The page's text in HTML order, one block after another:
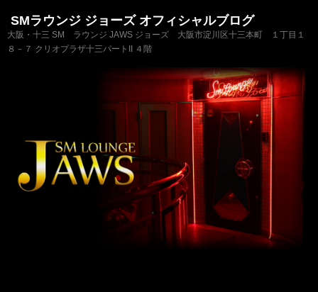
SMラウンジ ジョーズ オフィシャルブログ
大阪・十三 SM ラウンジ JAWS ジョーズ 大阪市淀川区十三本町 １丁目１
８－７ クリオプラザ十三パートII ４階